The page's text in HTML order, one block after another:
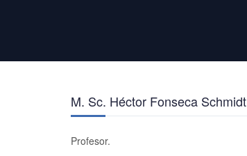
M. Sc. Héctor Fonseca Schmidt
Profesor.